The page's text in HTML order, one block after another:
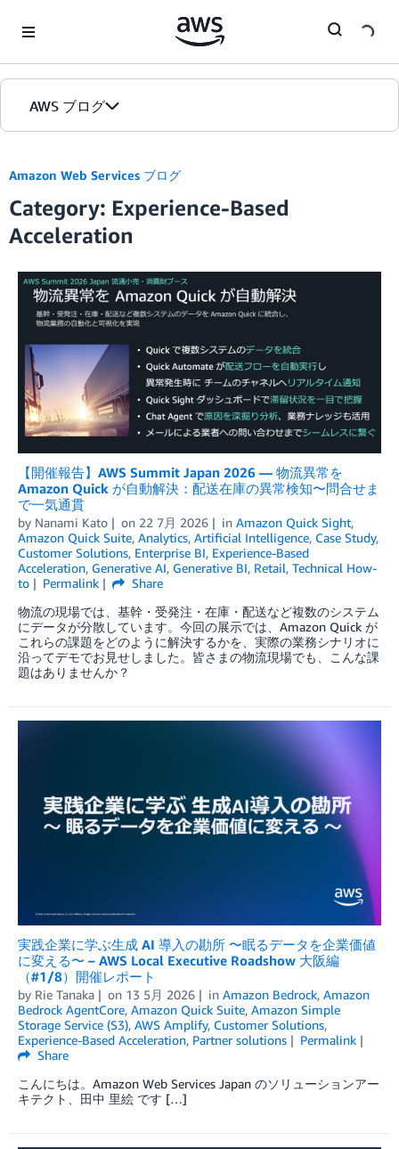
AWS ブログ
カテゴリ
エディション
Amazon Web Services ブログ
Category: Experience-Based
Acceleration
【開催報告】AWS Summit Japan 2026 — 物流異常を
Amazon Quick が自動解決：配送在庫の異常検知〜問合せま
で一気通貫
by Nanami Kato on 22 7月 2026 in Amazon Quick Sight,
Amazon Quick Suite, Analytics, Artificial Intelligence, Case Study,
Customer Solutions, Enterprise BI, Experience-Based
Acceleration, Generative AI, Generative BI, Retail, Technical How-
to
Permalink
Share
物流の現場では、基幹・受発注・在庫・配送など複数のシステム
にデータが分散しています。今回の展示では、Amazon Quick が
これらの課題をどのように解決するかを、実際の業務シナリオに
沿ってデモでお見せしました。皆さまの物流現場でも、こんな課
題はありませんか？
実践企業に学ぶ生成 AI 導入の勘所 〜眠るデータを企業価値
に変える〜 – AWS Local Executive Roadshow 大阪編
（#1/8）開催レポート
by Rie Tanaka on 13 5月 2026 in Amazon Bedrock, Amazon
Bedrock AgentCore, Amazon Quick Suite, Amazon Simple
Storage Service (S3), AWS Amplify, Customer Solutions,
Experience-Based Acceleration, Partner solutions
Permalink
Share
こんにちは。Amazon Web Services Japan のソリューションアー
キテクト、田中 里絵 です […]